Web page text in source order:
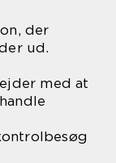
der
ud.
med at